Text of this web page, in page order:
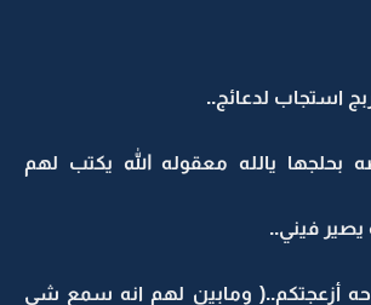
استجاب لدعائج..
يالله معقوله الله يكتب لهم
فيني..
أزعجتكم..( ومابين لهم انه سمع شي